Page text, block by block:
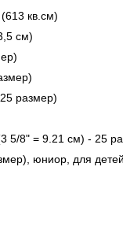
кв.см)
см)
размер)
5/8" = 9.21 см) - 25
юниор, для